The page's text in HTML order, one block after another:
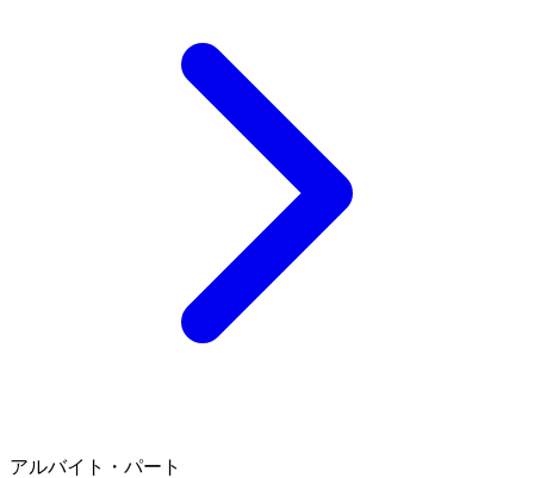
アルバイト・パート